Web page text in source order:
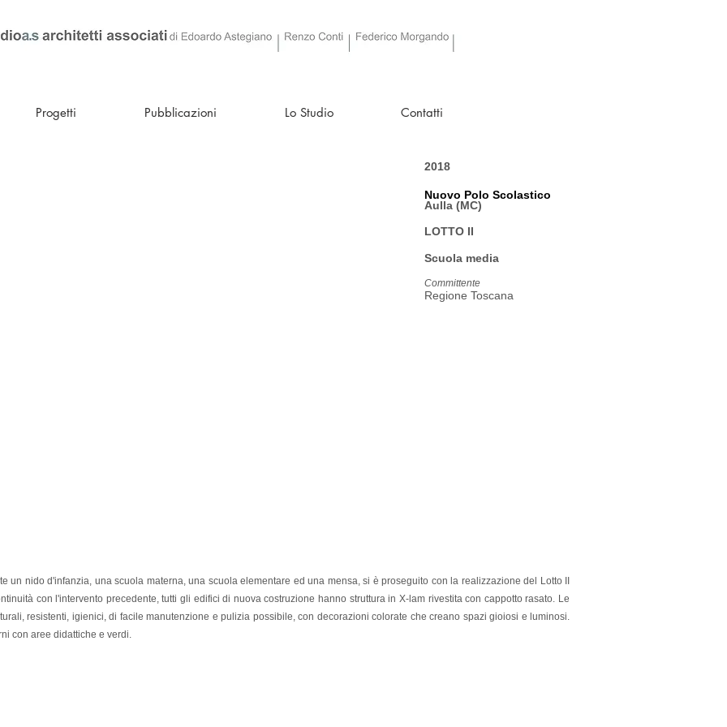
2018
Aulla (MC)
LOTTO II
Scuola media
Committente
Regione Toscana
Nuovo Polo Scolastico
un nido d'infanzia, una scuola materna, una scuola elementare ed una mensa, si è proseguito con la realizzazione del Lotto II
con l'intervento precedente,tutti gli edifici di nuova costruzione hanno struttura in X-lam rivestita con cappotto rasato. Le
resistenti, igienici, di facile manutenzione e pulizia possibile, con decorazioni colorate che creano spazi gioiosi e luminosi.
con aree didattiche e verdi.
Progetti Pubblicazioni Lo Studio Contatti